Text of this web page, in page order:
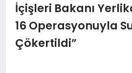
EĞITIM
SOSYAL MEDYA
İçişleri Bakanı
16 Operasyonuyla
Çökertildi”